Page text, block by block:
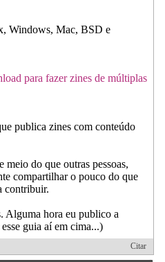
Windows, Mac, BSD e
para fazer zines de múltiplas
publica zines com conteúdo
meio do que outras pessoas,
compartilhar o pouco do que
contribuir.
Alguma hora eu publico a
guia aí em cima...)
Citar